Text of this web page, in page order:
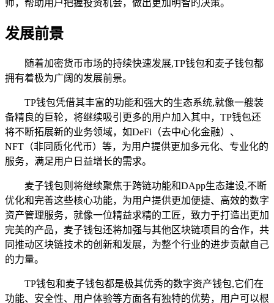
师，帮助用户把握投资机会，做出更加明智的决策。
发展前景
随着加密货币市场的持续快速发展,TP钱包和麦子钱包都
拥有着极为广阔的发展前景。
TP钱包凭借其丰富的功能和强大的生态系统,就像一艘装
备精良的巨轮，将继续吸引更多的用户加入其中，TP钱包还
将不断拓展新的业务领域，如DeFi（去中心化金融）、
NFT（非同质化代币）等，为用户提供更加多元化、专业化的
服务，满足用户日益增长的需求。
麦子钱包则将继续聚焦于跨链功能和DApp生态建设,不断
优化和完善这些核心功能，为用户提供更加便捷、高效的数字
资产管理服务，就像一位精益求精的工匠，致力于打造出更加
完美的产品，麦子钱包还将加强与其他区块链项目的合作，共
同推动区块链技术的创新和发展，为整个行业的进步贡献自己
的力量。
TP钱包和麦子钱包都是极其优秀的数字资产钱包,它们在
功能、安全性、用户体验等方面各有独特的优势，用户可以根